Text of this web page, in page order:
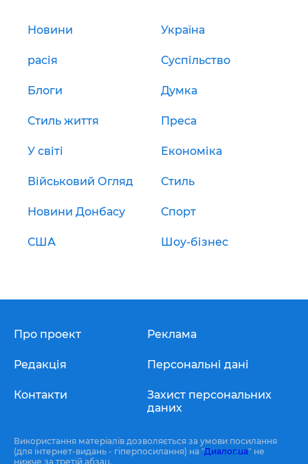
Новини Україна
расія Суспільство
Блоги Думка
Стиль життя Преса
У світі Економіка
Військовий Огляд Стиль
Новини Донбасу Спорт
США Шоу-бізнес
Про проект
Редакція
Контакти
Реклама
Персональні дані
Захист персональних
даних
Використання матеріалів дозволяється за умови посилання
(для інтернет-видань - гіперпосилання) на "Диалог.ua" не
нижче за третій абзац.